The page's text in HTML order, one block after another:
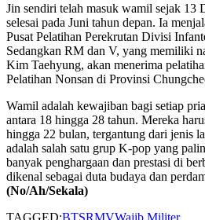
Jin sendiri telah masuk wamil sejak 13
selesai pada Juni tahun depan. Ia
Pusat Pelatihan Perekrutan Divisi
Sedangkan RM dan V, yang memiliki
Kim Taehyung, akan menerima
Pelatihan Nonsan di Provinsi
Wamil adalah kewajiban bagi setiap
antara 18 hingga 28 tahun. Mereka
hingga 22 bulan, tergantung dari jenis
adalah salah satu grup K-pop yang
banyak penghargaan dan prestasi di
dikenal sebagai duta budaya dan
(No/Ah/Sekala)
TAGGED:BTSRMVWajib Militer